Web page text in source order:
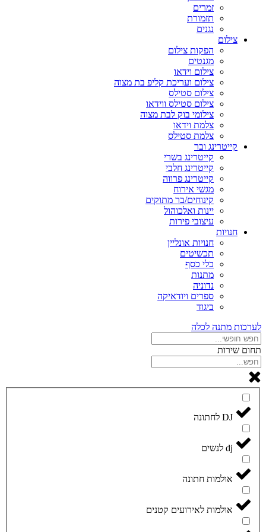
זמרים
תזמורת
נגנים
צילום
הפקות צילום
מגנטים
צילום וידאו
צילום ועריכת קליפ בת מצוה
צילום סטילס
צילום סטילס ווידאו
צילומי בוק לבת מצוה
צלמת וידאו
צלמת סטילס
קייטרינג ובר
קייטרינג בשרי
קייטרינג חלבי
קייטרינג פרווה
מגשי אירוח
קינוחים/בר מתוקים
יינות ואלכוהול
עיצובי פירות
חנויות
חנויות אונליין
תכשיטים
כלי כסף
מתנות
נדוניה
ספרים ויודאיקה
ביגוד
לערכות מתנה לכלה
תחום שירות
DJ לחתונה
dj לנשים
אולמות חתונה
אולמות לאירועים קטנים